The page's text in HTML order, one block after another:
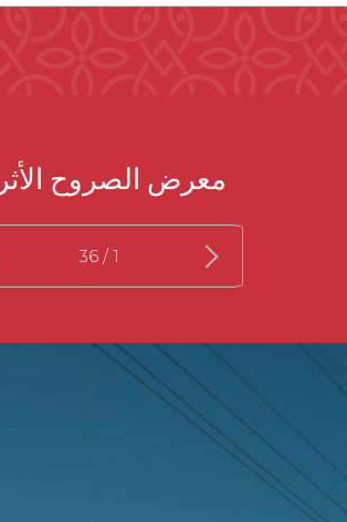
معرض الصروح
1
/ 36